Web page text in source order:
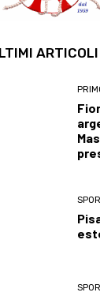
ARTICOLI